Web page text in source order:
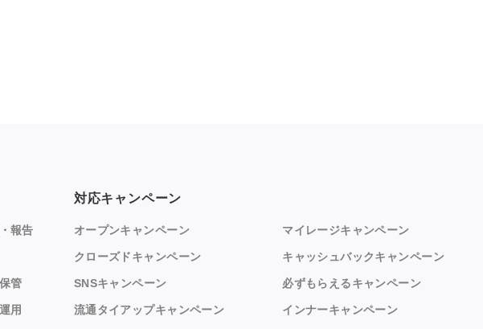
報告
管
用
対応キャンペーン
オープンキャンペーン
クローズドキャンペーン
SNSキャンペーン
流通タイアップキャンペーン
マイレージキャンペーン
キャッシュバックキャンペーン
必ずもらえるキャンペーン
インナーキャンペーン